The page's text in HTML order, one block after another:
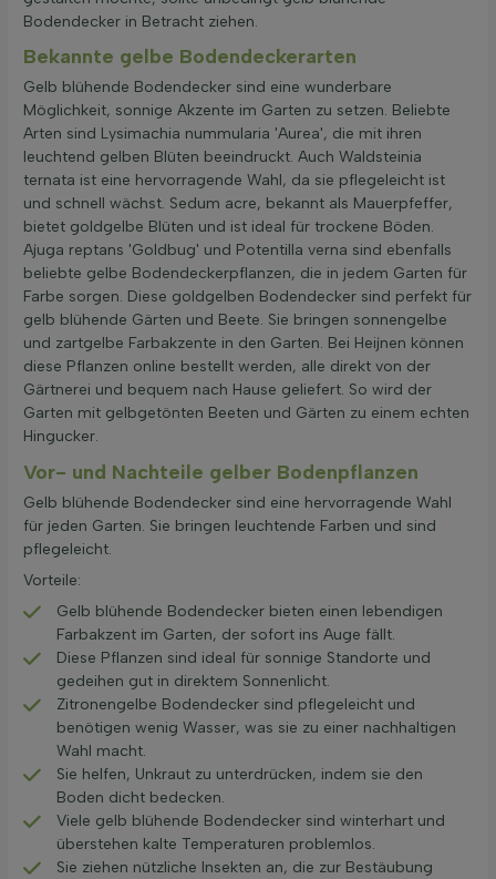
Bodendecker in Betracht ziehen.
Bekannte gelbe Bodendeckerarten
Gelb blühende Bodendecker sind eine wunderbare
Möglichkeit, sonnige Akzente im Garten zu setzen. Beliebte
Arten sind Lysimachia nummularia 'Aurea', die mit ihren
leuchtend gelben Blüten beeindruckt. Auch Waldsteinia
ternata ist eine hervorragende Wahl, da sie pflegeleicht ist
und schnell wächst. Sedum acre, bekannt als Mauerpfeffer,
bietet goldgelbe Blüten und ist ideal für trockene Böden.
Ajuga reptans 'Goldbug' und Potentilla verna sind ebenfalls
beliebte gelbe Bodendeckerpflanzen, die in jedem Garten für
Farbe sorgen. Diese goldgelben Bodendecker sind perfekt für
gelb blühende Gärten und Beete. Sie bringen sonnengelbe
und zartgelbe Farbakzente in den Garten. Bei Heijnen können
diese Pflanzen online bestellt werden, alle direkt von der
Gärtnerei und bequem nach Hause geliefert. So wird der
Garten mit gelbgetönten Beeten und Gärten zu einem echten
Hingucker.
Vor- und Nachteile gelber Bodenpflanzen
Gelb blühende Bodendecker sind eine hervorragende Wahl
für jeden Garten. Sie bringen leuchtende Farben und sind
pflegeleicht.
Vorteile:
Gelb blühende Bodendecker bieten einen lebendigen
Farbakzent im Garten, der sofort ins Auge fällt.
Diese Pflanzen sind ideal für sonnige Standorte und
gedeihen gut in direktem Sonnenlicht.
Zitronengelbe Bodendecker sind pflegeleicht und
benötigen wenig Wasser, was sie zu einer nachhaltigen
Wahl macht.
Sie helfen, Unkraut zu unterdrücken, indem sie den
Boden dicht bedecken.
Viele gelb blühende Bodendecker sind winterhart und
überstehen kalte Temperaturen problemlos.
Sie ziehen nützliche Insekten an, die zur Bestäubung